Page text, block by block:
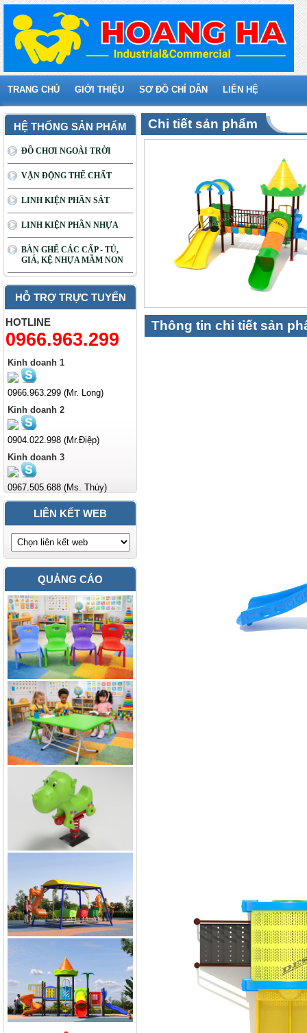
TRANG CHỦ GIỚI THIỆU SƠ ĐỒ CHỈ DẪN LIÊN HỆ
HỆ THỐNG SẢN PHẨM
ĐỒ CHƠI NGOÀI TRỜI
VẬN ĐỘNG THỂ CHẤT
LINH KIỆN PHẦN SẮT
LINH KIỆN PHẦN NHỰA
BÀN GHẾ CÁC CẤP - TỦ,
GIÁ, KỆ NHỰA MẦM NON
HỖ TRỢ TRỰC TUYẾN
HOTLINE
0966.963.299
Kinh doanh 1
0966.963.299 (Mr. Long)
Kinh doanh 2
0904.022.998 (Mr.Điệp)
Kinh doanh 3
0967.505.688 (Ms. Thúy)
LIÊN KẾT WEB
QUẢNG CÁO
Chi tiết sản phẩm
Thông tin chi tiết sản